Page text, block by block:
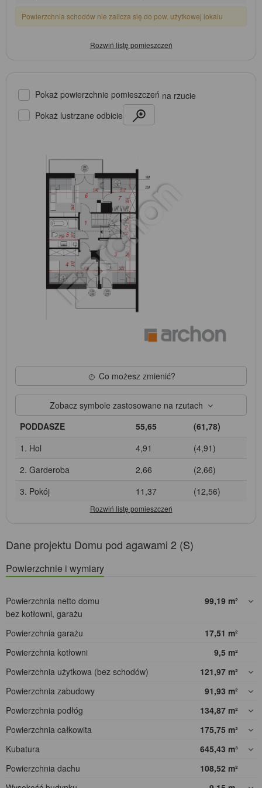
Powierzchnia schodów nie zalicza się do pow. użytkowej lokalu
Pokaż powierzchnie pomieszczeń na rzucie
Pokaż lustrzane odbicie
Co możesz zmienić?
Zobacz symbole zastosowane na rzutach
PODDASZE
55,65
(61,78)
1. Hol
4,91
(4,91)
2. Garderoba
2,66
(2,66)
3. Pokój
11,37 (12,56)
Dane projektu Domu pod agawami 2 (S)
Powierzchnie i wymiary
Powierzchnia netto domu
bez kotłowni, garażu
99,19 m²
Powierzchnia garażu 17,51 m²
Powierzchnia kotłowni
9,5 m²
Powierzchnia użytkowa (bez schodów)
121,97 m²
Powierzchnia zabudowy
91,93 m²
Powierzchnia podłóg
134,87 m²
Powierzchnia całkowita
175,75 m²
Kubatura
645,43 m³
Powierzchnia dachu
108,52 m²